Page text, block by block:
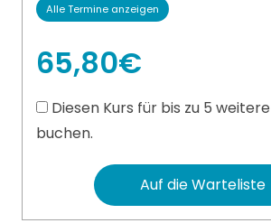
Alle Termine anzeigen
65,80€
Diesen Kurs für bis zu 5
buchen.
Auf die Warteliste